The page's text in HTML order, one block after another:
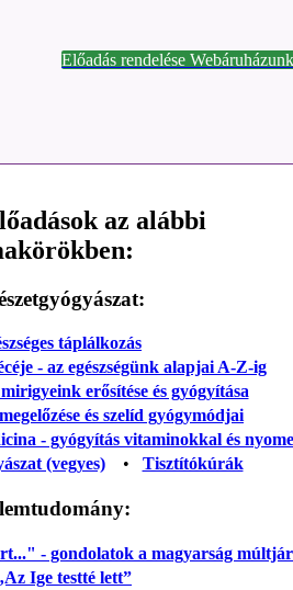
Előadás rendelése
az alábbi
táplálkozás
- az egészségünk alapjai A-Z-ig
erősítése és gyógyítása
és szelíd gyógymódjai
- gyógyítás vitaminokkal és
(vegyes)• Tisztítókúrák
- gondolatok a magyarság
Ige testté lett”